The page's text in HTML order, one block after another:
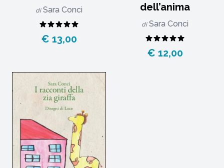
di Sara Conci
€ 13,00
dell’anima
di Sara Conci
€ 12,00